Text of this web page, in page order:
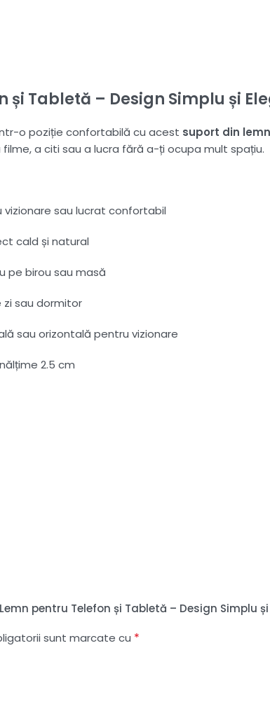
și Tabletă – Design Simplu și
o poziție confortabilă cu acest suport din lemn
a citi sau a lucra fără a-ți ocupa mult spațiu.
sau lucrat confortabil
cald și natural
pe birou sau masă
zi sau dormitor
sau orizontală pentru vizionare
2.5 cm
pentru Telefon și Tabletă – Design Simplu
sunt marcate cu *